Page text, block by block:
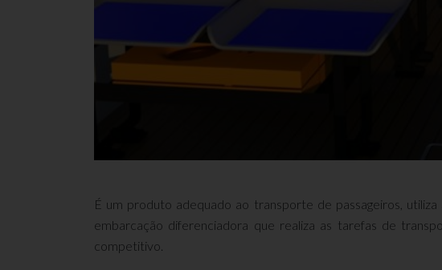
É um produto adequado ao transporte de passageiros,
embarcação diferenciadora que realiza as tarefas de
competitivo.